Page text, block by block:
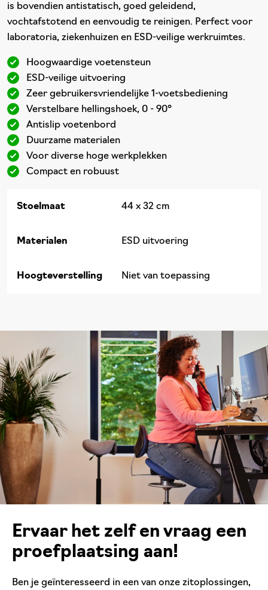
is bovendien antistatisch, goed geleidend,
vochtafstotend en eenvoudig te reinigen. Perfect voor
laboratoria, ziekenhuizen en ESD-veilige werkruimtes.
Hoogwaardige voetensteun
ESD-veilige uitvoering
Zeer gebruikersvriendelijke 1-voetsbediening
Verstelbare hellingshoek, 0 - 90°
Antislip voetenbord
Duurzame materialen
Voor diverse hoge werkplekken
Compact en robuust
Stoelmaat 44 x 32 cm
Materialen ESD uitvoering
Hoogteverstelling Niet van toepassing
Ervaar het zelf en vraag een
proefplaatsing aan!
Ben je geïnteresseerd in een van onze zitoplossingen,